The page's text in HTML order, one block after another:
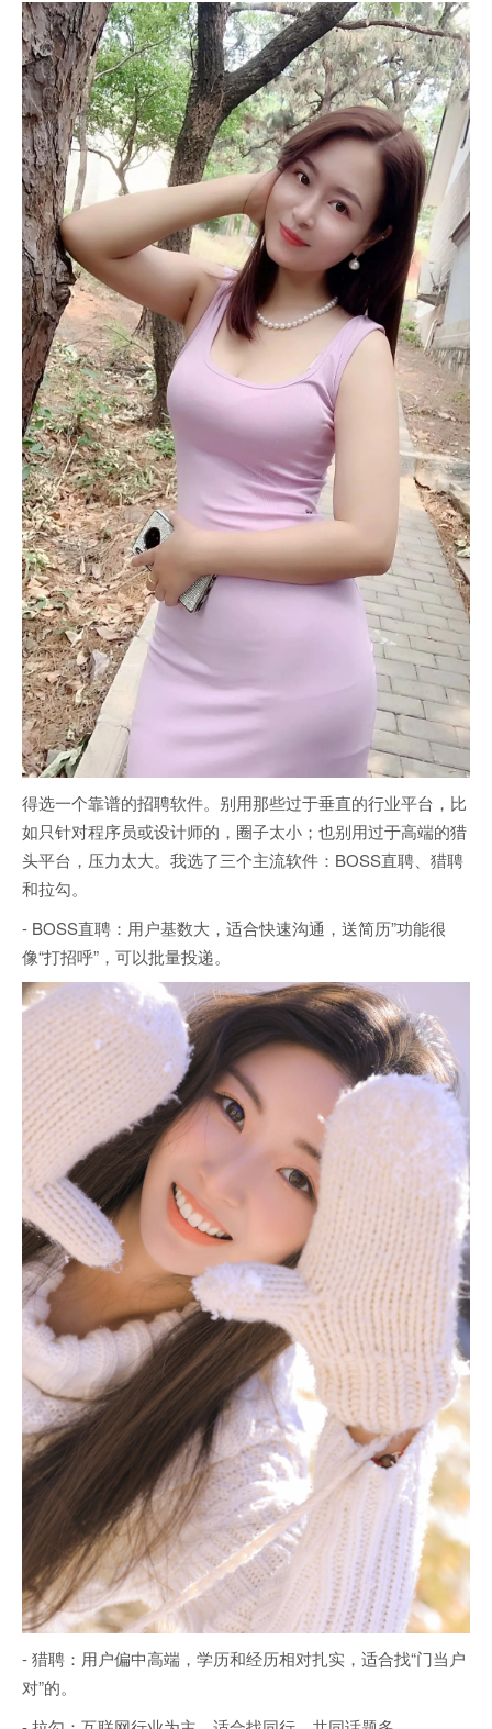
得选一个靠谱的招聘软件。别用那些过于垂直的行业平台，比
如只针对程序员或设计师的，圈子太小；也别用过于高端的猎
头平台，压力太大。我选了三个主流软件：BOSS直聘、猎聘
和拉勾。
- BOSS直聘：用户基数大，适合快速沟通，送简历”功能很
像“打招呼”，可以批量投递。
- 猎聘：用户偏中高端，学历和经历相对扎实，适合找“门当户
对”的。